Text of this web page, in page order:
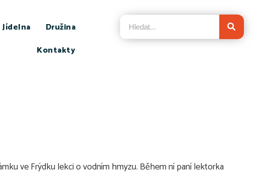
Jídelna
Družina
Kontakty
ve Frýdku lekci o vodním hmyzu. Během ní paní lektorka